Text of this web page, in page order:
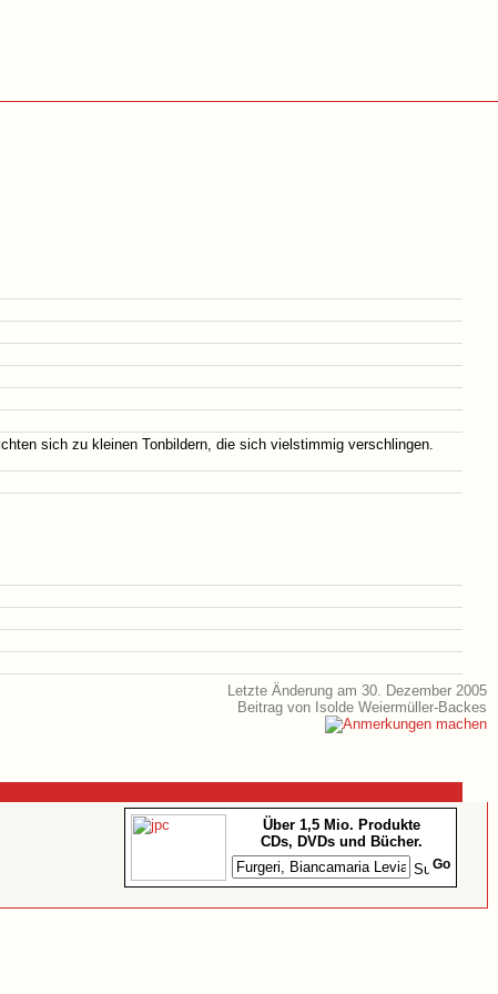
sich zu kleinen Tonbildern, die sich vielstimmig verschlingen.
Letzte Änderung am 30. Dezember 2005
Beitrag von Isolde Weiermüller-Backes
Über 1,5 Mio. Produkte
CDs, DVDs und Bücher.
Go